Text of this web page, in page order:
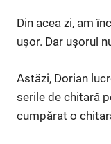
Din acea zi, am
ușor. Dar ușorul
Astăzi, Dorian
serile de chitară
cumpărat o